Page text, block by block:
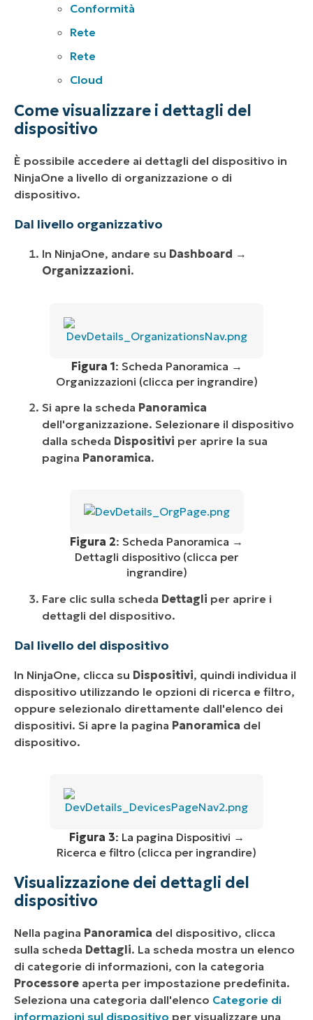
Conformità
Rete
Rete
Cloud
Come visualizzare i dettagli del
dispositivo
È possibile accedere ai dettagli del dispositivo in
NinjaOne a livello di organizzazione o di
dispositivo.
Dal livello organizzativo
In NinjaOne, andare su Dashboard →
Organizzazioni.
Figura 1: Scheda Panoramica →
Organizzazioni (clicca per ingrandire)
Si apre la scheda Panoramica
dell'organizzazione. Selezionare il dispositivo
dalla scheda Dispositivi per aprire la sua
pagina Panoramica.
Figura 2: Scheda Panoramica →
Dettagli dispositivo (clicca per
ingrandire)
Fare clic sulla scheda Dettagli per aprire i
dettagli del dispositivo.
Dal livello del dispositivo
In NinjaOne, clicca su Dispositivi, quindi individua il
dispositivo utilizzando le opzioni di ricerca e filtro,
oppure selezionalo direttamente dall'elenco dei
dispositivi. Si apre la pagina Panoramica del
dispositivo.
Figura 3: La pagina Dispositivi →
Ricerca e filtro (clicca per ingrandire)
Visualizzazione dei dettagli del
dispositivo
Nella pagina Panoramica del dispositivo, clicca
sulla scheda Dettagli. La scheda mostra un elenco
di categorie di informazioni, con la categoria
Processore aperta per impostazione predefinita.
Seleziona una categoria dall'elenco Categorie di
informazioni sul dispositivo per visualizzare una